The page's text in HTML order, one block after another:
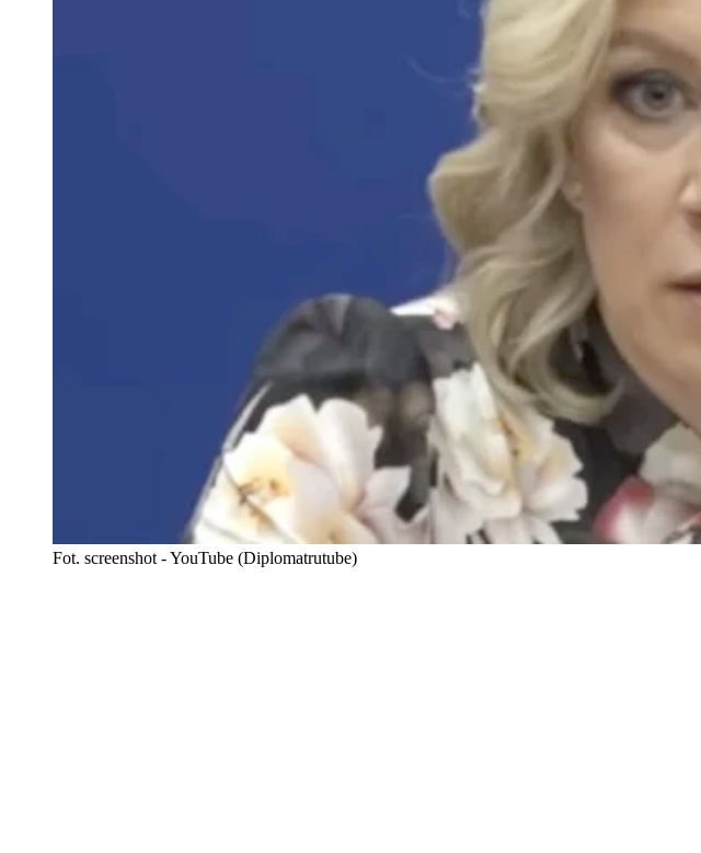
Fot. screenshot - YouTube (Diplomatrutube)